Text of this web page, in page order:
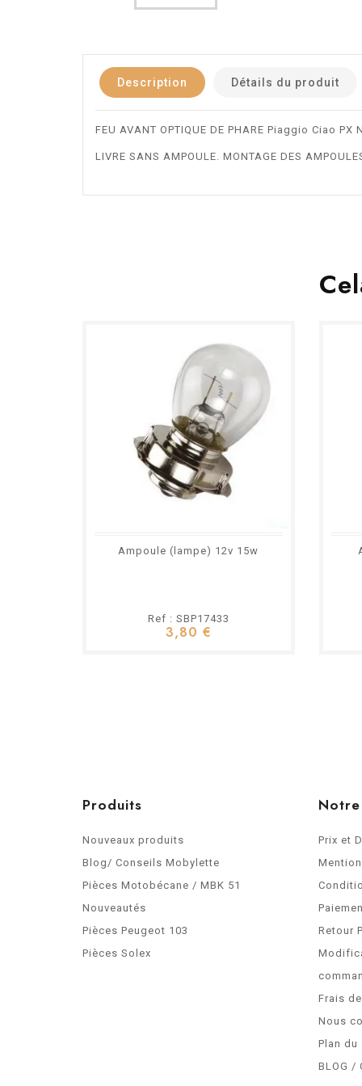
Description Détails du produit
FEU AVANT OPTIQUE DE PHARE Piaggio Ciao PX
LIVRE SANS AMPOULE. MONTAGE DES
Ampoule (lampe) 12v 15w
Ref : SBP17433
3,80 €
Produits
Nouveaux produits
Blog/ Conseils Mobylette
Pièces Motobécane / MBK 51
Nouveautés
Pièces Peugeot 103
Pièces Solex
Prix et
Retour
Frais
Nous
Plan du
BLOG /